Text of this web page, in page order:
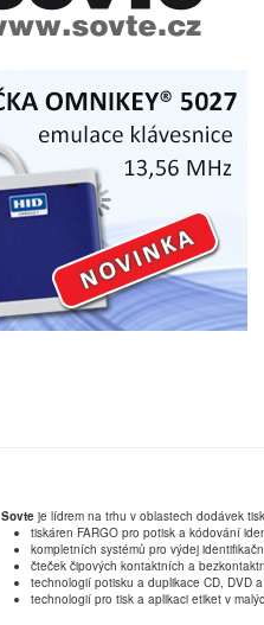
Sovte je lídrem na trhu v oblastech dodávek
tiskáren FARGO pro potisk a kódování
kompletních systémů pro výdej
čteček čipových kontaktních a
technologií potisku a duplikace CD, DVD
technologií pro tisk a aplikaci etiket v